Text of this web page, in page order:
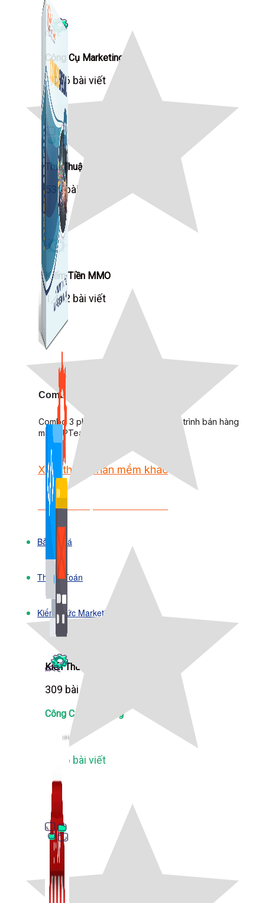
Công Cụ Marketing
1,066 bài viết
Thủ Thuật Facebook
536 bài viết
Kiếm Tiền MMO
1,422 bài viết
Kiến Thức Website
309 bài viết
Combo Special
Combo 3 phần mềm tự chọn: chương trình bán hàng
mà ATPTeam triển khai.
Xem thêm phần mềm khác
Xem thêm phần mềm khác
Bảng Giá
Thanh Toán
Kiến Thức Marketing
Công Cụ Marketing
1,066 bài viết
Thủ Thuật Facebook